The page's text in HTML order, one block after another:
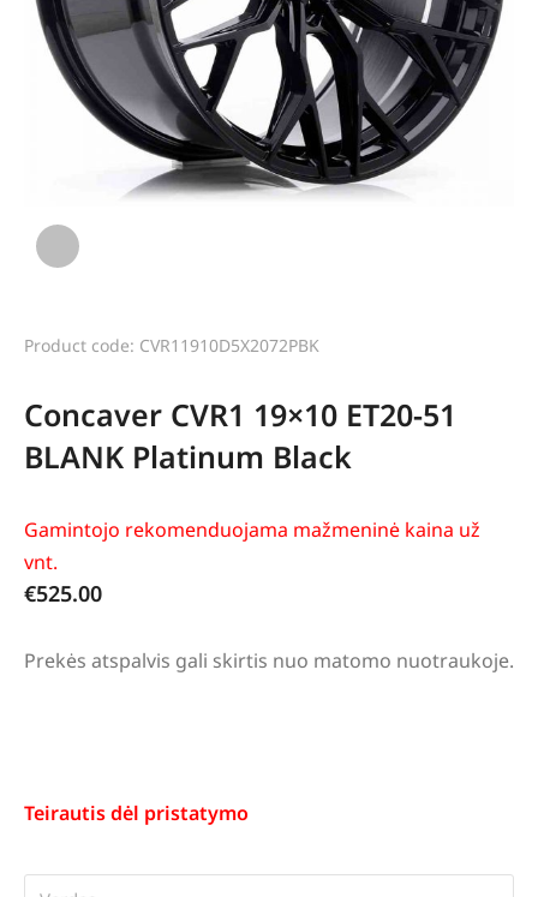
Product code: CVR11910D5X2072PBK
Concaver CVR1 19×10 ET20-51
BLANK Platinum Black
Gamintojo rekomenduojama mažmeninė kaina už
vnt.
€525.00
Prekės atspalvis gali skirtis nuo matomo nuotraukoje.
Teirautis dėl pristatymo